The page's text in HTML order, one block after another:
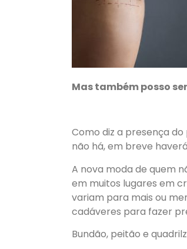
Mas também posso
Como diz a presença do
não há, em breve haverá
A nova moda de quem n
em muitos lugares em
variam para mais ou
cadáveres para fazer
Bundão, peitão e quadrilz